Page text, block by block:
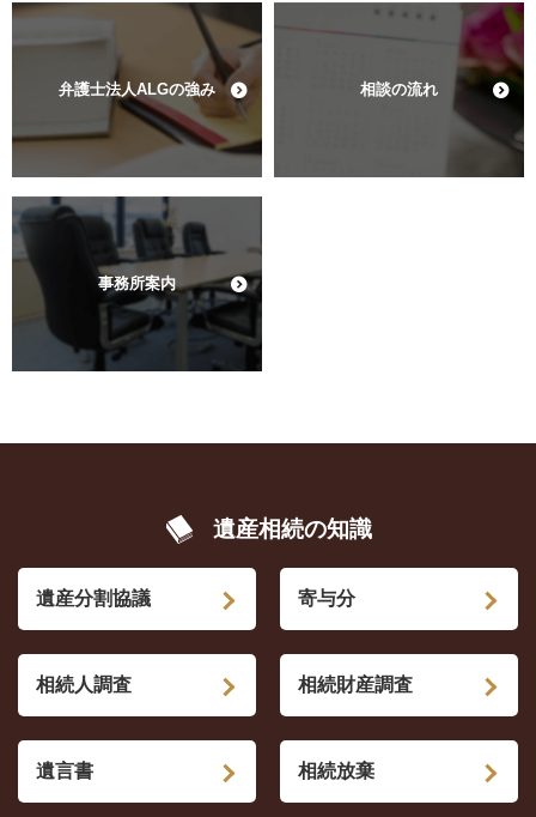
弁護士法人ALGの強み 相談の流れ
事務所案内
遺産相続の知識
遺産分割協議 寄与分
相続人調査 相続財産調査
遺言書 相続放棄